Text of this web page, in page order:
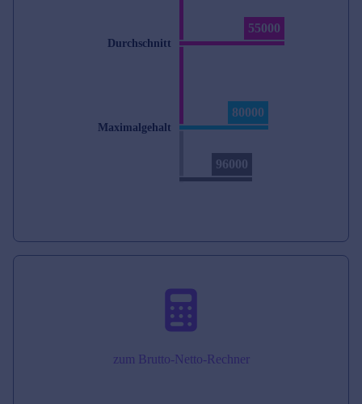
55000
Durchschnitt
80000
Maximalgehalt
96000
zum Brutto-Netto-Rechner